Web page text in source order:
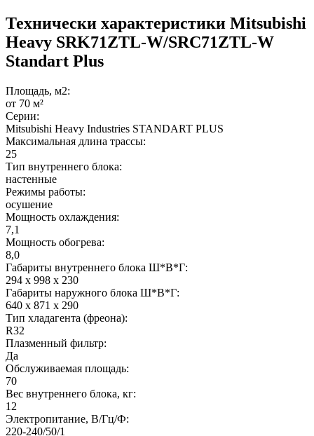
Технически характеристики Mitsubishi
Heavy SRK71ZTL-W/SRC71ZTL-W
Standart Plus
Площадь, м2:
от 70 м²
Серии:
Mitsubishi Heavy Industries STANDART PLUS
Максимальная длина трассы:
25
Тип внутреннего блока:
настенные
Режимы работы:
осушение
Мощность охлаждения:
7,1
Мощность обогрева:
8,0
Габариты внутреннего блока Ш*В*Г:
294 x 998 x 230
Габариты наружного блока Ш*В*Г:
640 x 871 x 290
Тип хладагента (фреона):
R32
Плазменный фильтр:
Да
Обслуживаемая площадь:
70
Вес внутреннего блока, кг:
12
Электропитание, В/Гц/Ф:
220-240/50/1